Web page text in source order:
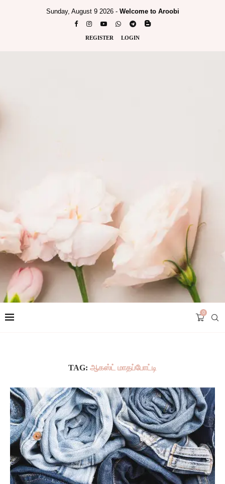
Sunday, August 9 2026 - Welcome to Aroobi
REGISTER LOGIN
0
TAG: ஆகஸ்ட் மாதப்போட்டி